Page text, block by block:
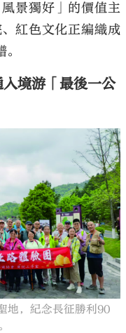
景獨好」的價值主
紅色文化正編織成
入境游「最後一公
地，紀念長征勝利90